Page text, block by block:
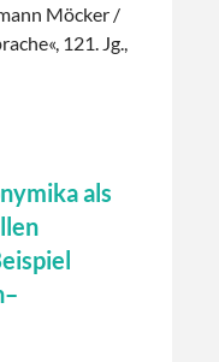
Möcker /
121. Jg.,
als